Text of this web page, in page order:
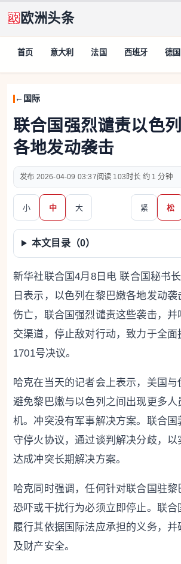
欧洲头条
首页 意大利 法国 西班牙 德国
国际
联合国强烈谴责以色
各地发动袭击
2026-04-09 03:37 103 约 1 分钟
小 中 大 紧 松
本文目录（0）
新华社联合国4月8日电 联合国秘书
日表示，以色列在黎巴嫩各地发动
伤亡，联合国强烈谴责这些袭击，并
交渠道，停止敌对行动，致力于全面
1701号决议。
哈克在当天的记者会上表示，美国与
避免黎巴嫩与以色列之间出现更多人
机。冲突没有军事解决方案。联合国
守停火协议，通过谈判解决分歧，以
达成冲突长期解决方案。
哈克同时强调，任何针对联合国驻黎
恐吓或干扰行为必须立即停止。联合
履行其依据国际法应承担的义务，并
及财产安全。